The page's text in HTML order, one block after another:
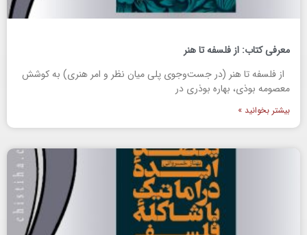
معرفی کتاب: از فلسفه تا هنر
از فلسفه تا هنر (در جست‌وجوی پلی میان نظر و امر هنری) به کوشش
معصومه بوذی، بهاره بوذری در
بیشتر بخوانید »